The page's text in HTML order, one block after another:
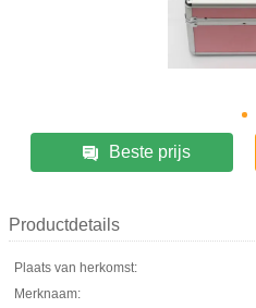
Beste prijs
Productdetails
Plaats van herkomst:
Merknaam: